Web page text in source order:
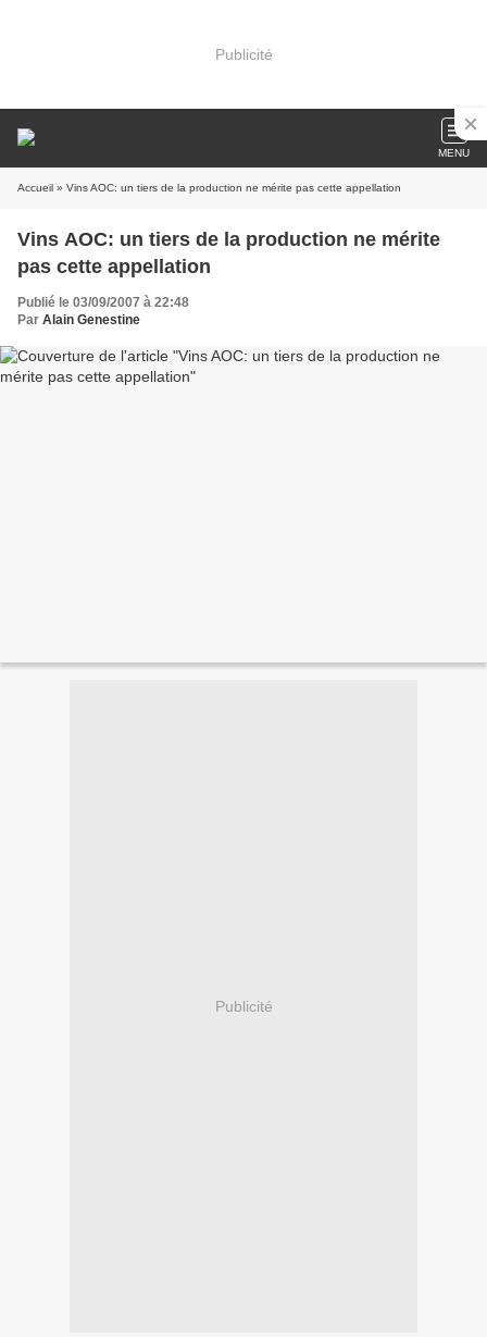
Publicité
MENU
Accueil » Vins AOC: un tiers de la production ne mérite pas cette appellation
Vins AOC: un tiers de la production ne mérite
pas cette appellation
Publié le 03/09/2007 à 22:48
Par Alain Genestine
Publicité